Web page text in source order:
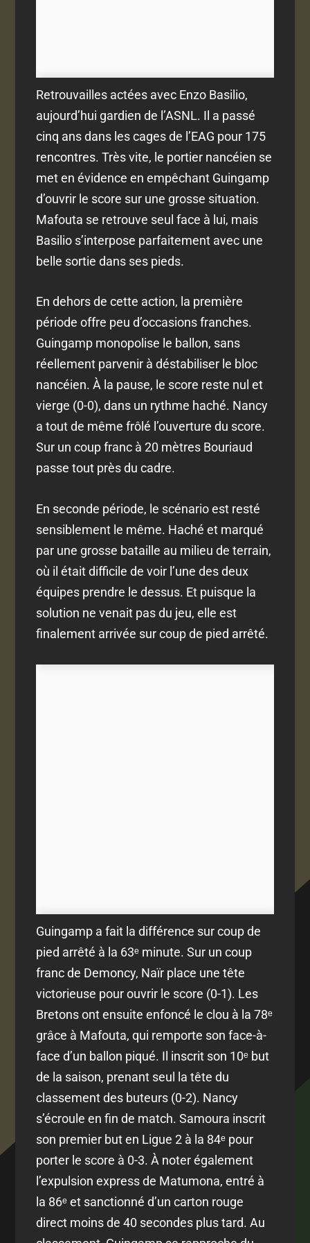
Retrouvailles actées avec Enzo Basilio,
aujourd’hui gardien de l’ASNL. Il a passé
cinq ans dans les cages de l’EAG pour 175
rencontres. Très vite, le portier nancéien se
met en évidence en empêchant Guingamp
d’ouvrir le score sur une grosse situation.
Mafouta se retrouve seul face à lui, mais
Basilio s’interpose parfaitement avec une
belle sortie dans ses pieds.
En dehors de cette action, la première
période offre peu d’occasions franches.
Guingamp monopolise le ballon, sans
réellement parvenir à déstabiliser le bloc
nancéien. À la pause, le score reste nul et
vierge (0-0), dans un rythme haché. Nancy
a tout de même frôlé l’ouverture du score.
Sur un coup franc à 20 mètres Bouriaud
passe tout près du cadre.
En seconde période, le scénario est resté
sensiblement le même. Haché et marqué
par une grosse bataille au milieu de terrain,
où il était difficile de voir l’une des deux
équipes prendre le dessus. Et puisque la
solution ne venait pas du jeu, elle est
finalement arrivée sur coup de pied arrêté.
Guingamp a fait la différence sur coup de
pied arrêté à la 63ᵉ minute. Sur un coup
franc de Demoncy, Naïr place une tête
victorieuse pour ouvrir le score (0-1). Les
Bretons ont ensuite enfoncé le clou à la 78ᵉ
grâce à Mafouta, qui remporte son face-à-
face d’un ballon piqué. Il inscrit son 10ᵉ but
de la saison, prenant seul la tête du
classement des buteurs (0-2). Nancy
s’écroule en fin de match. Samoura inscrit
son premier but en Ligue 2 à la 84ᵉ pour
porter le score à 0-3. À noter également
l’expulsion express de Matumona, entré à
la 86ᵉ et sanctionné d’un carton rouge
direct moins de 40 secondes plus tard. Au